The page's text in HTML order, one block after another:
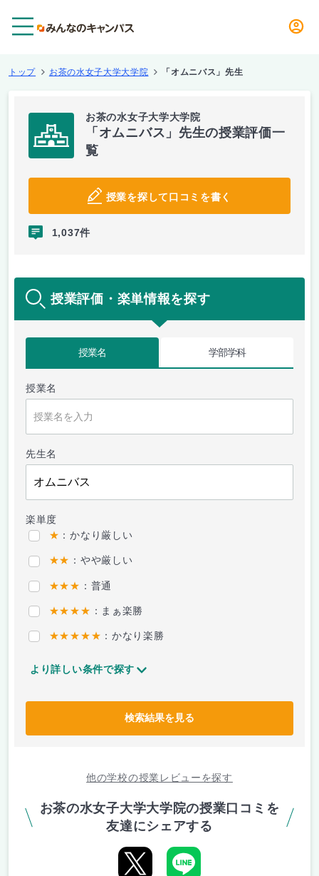
トップ お茶の水女子大学大学院 「オムニバス」先生
お茶の水女子大学大学院
「オムニバス」先生の授業評価一
覧
授業を探して口コミを書く
1,037件
授業評価・楽単情報を探す
授業名 学部学科
授業名
先生名
楽単度
★ ：かなり厳しい
★★ ：やや厳しい
★★★ ：普通
★★★★ ：まぁ楽勝
★★★★★ ：かなり楽勝
より詳しい条件で探す
検索結果を見る
他の学校の授業レビューを探す
お茶の水女子大学大学院の授業口コミを
友達にシェアする